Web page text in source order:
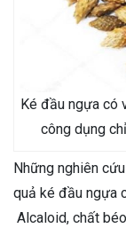
Ké đầu ngựa có
công dụng
Những nghiên
quả ké đầu ngựa
Alcaloid, chất